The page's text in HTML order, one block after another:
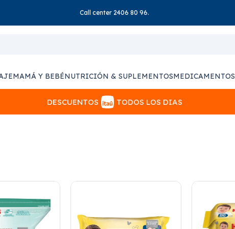
Call center 2406 80 96.
MAMÁ Y BEBÉNUTRICIÓN & SUPLEMENTOSMEDICAMENTOS
DESCUENTOS TODOS LOS DIAS